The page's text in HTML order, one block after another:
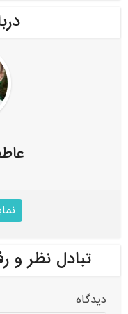
تبادل نظر و
دیدگاه